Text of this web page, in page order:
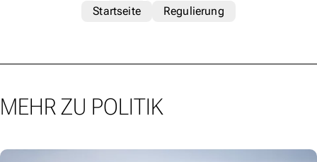
Startseite
Regulierung
MEHR ZU POLITIK